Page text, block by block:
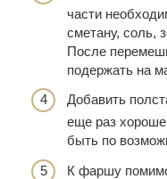
части
сметану, соль,
После
подержать на
Добавить
еще раз
быть по
К фаршу